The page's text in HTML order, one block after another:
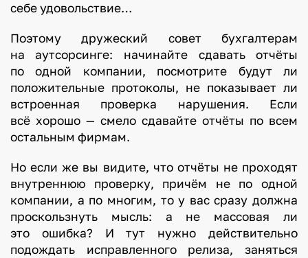
себе удовольствие…
Поэтому дружеский совет бухгалтерам
на аутсорсинге: начинайте сдавать отчёты
по одной компании, посмотрите будут ли
положительные протоколы, не показывает ли
встроенная проверка нарушения. Если
всё хорошо — смело сдавайте отчёты по всем
остальным фирмам.
Но если же вы видите, что отчёты не проходят
внутреннюю проверку, причём не по одной
компании, а по многим, то у вас сразу должна
проскользнуть мысль: а не массовая ли
это ошибка? И тут нужно действительно
подождать исправленного релиза, заняться